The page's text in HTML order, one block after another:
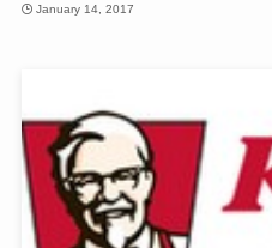
January 14, 2017